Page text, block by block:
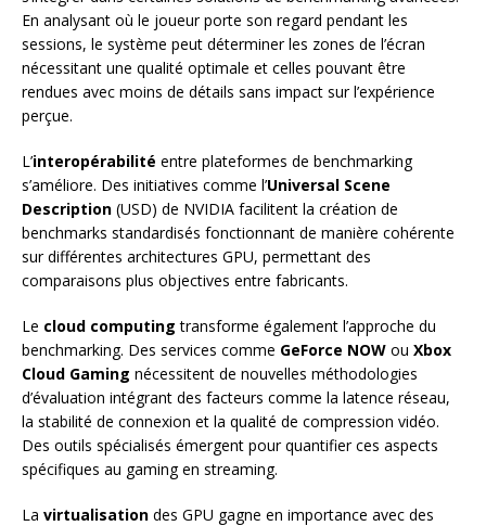
En analysant où le joueur porte son regard pendant les
sessions, le système peut déterminer les zones de l’écran
nécessitant une qualité optimale et celles pouvant être
rendues avec moins de détails sans impact sur l’expérience
perçue.
L’interopérabilité entre plateformes de benchmarking
s’améliore. Des initiatives comme l’Universal Scene
Description (USD) de NVIDIA facilitent la création de
benchmarks standardisés fonctionnant de manière cohérente
sur différentes architectures GPU, permettant des
comparaisons plus objectives entre fabricants.
Le cloud computing transforme également l’approche du
benchmarking. Des services comme GeForce NOW ou Xbox
Cloud Gaming nécessitent de nouvelles méthodologies
d’évaluation intégrant des facteurs comme la latence réseau,
la stabilité de connexion et la qualité de compression vidéo.
Des outils spécialisés émergent pour quantifier ces aspects
spécifiques au gaming en streaming.
La virtualisation des GPU gagne en importance avec des